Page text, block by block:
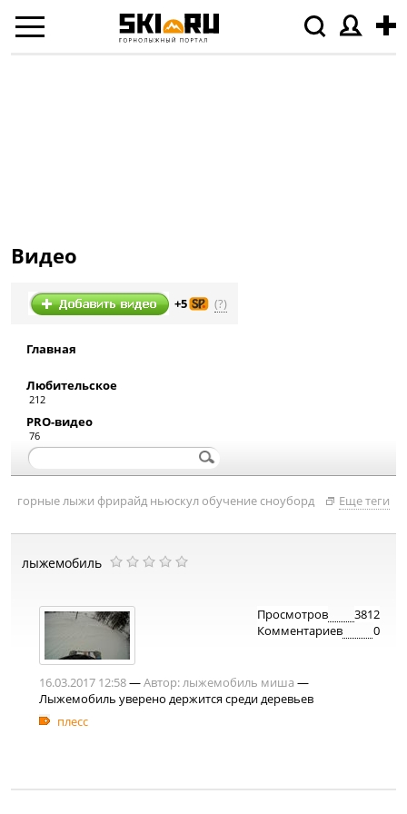
Видео
+5 (?)
Главная
Любительское
212
PRO-видео
76
горные лыжи фрирайд ньюскулобучениесноуборд Еще теги
лыжемобиль
Просмотров
3812
Комментариев
0
16.03.2017 12:58—Автор:лыжемобиль миша —
Лыжемобиль уверено держится среди деревьев
плесс